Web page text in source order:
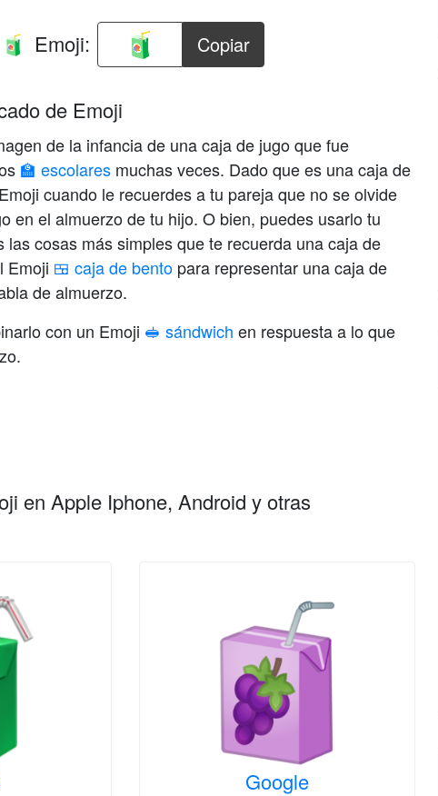
🧃 Emoji: Copiar
de Emoji
de la infancia de una caja de jugo que fue
🏫 escolares muchas veces. Dado que es una caja de
cuando le recuerdes a tu pareja que no se olvide
en el almuerzo de tu hijo. O bien, puedes usarlo tu
las cosas más simples que te recuerda una caja de
Emoji 🍱 caja de bento para representar una caja de
de almuerzo.
con un Emoji 🥪 sándwich en respuesta a lo que
en Apple Iphone, Android y otras
Google